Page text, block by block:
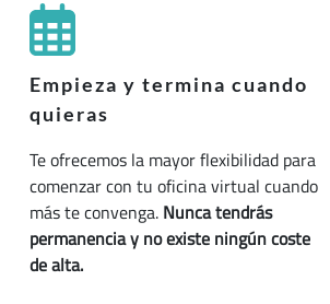
Empieza y termina cuando
quieras
Te ofrecemos la mayor flexibilidad para
comenzar con tu oficina virtual cuando
más te convenga. Nunca tendrás
permanencia y no existe ningún coste
de alta.